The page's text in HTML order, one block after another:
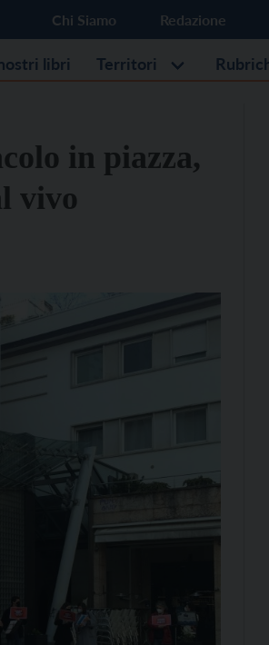
Chi Siamo Redazione
libri Territori
in piazza,
vivo